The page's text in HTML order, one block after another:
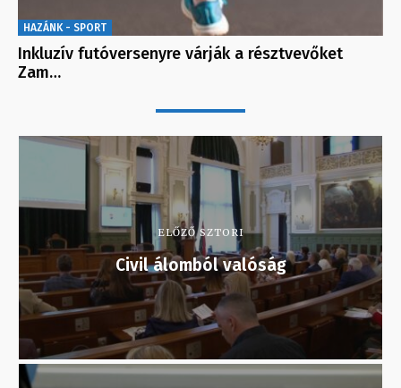
HAZÁNK - SPORT
Inkluzív futóversenyre várják a résztvevőket
Zam…
ELŐZŐ SZTORI
Civil álomból valóság